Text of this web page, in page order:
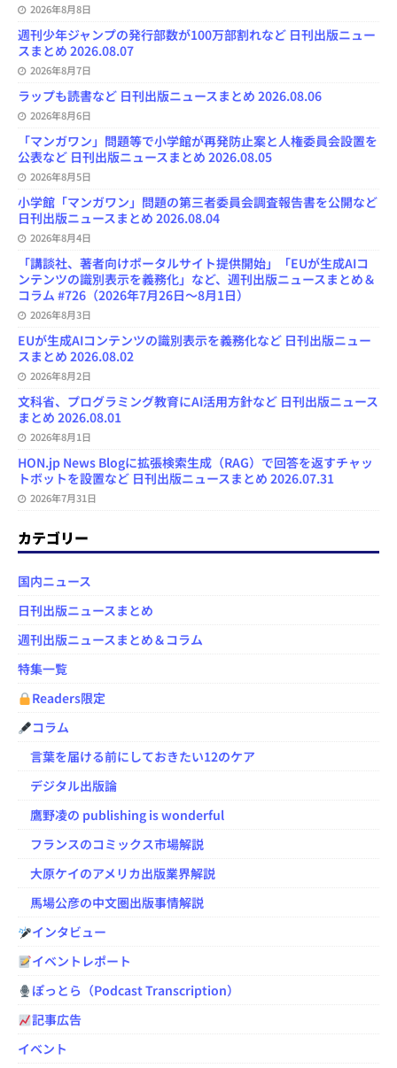
2026年8月8日
週刊少年ジャンプの発行部数が100万部割れなど 日刊出版ニュー
スまとめ 2026.08.07
2026年8月7日
ラップも読書など 日刊出版ニュースまとめ 2026.08.06
2026年8月6日
「マンガワン」問題等で小学館が再発防止案と人権委員会設置を
公表など 日刊出版ニュースまとめ 2026.08.05
2026年8月5日
小学館「マンガワン」問題の第三者委員会調査報告書を公開など
日刊出版ニュースまとめ 2026.08.04
2026年8月4日
「講談社、著者向けポータルサイト提供開始」「EUが生成AIコ
ンテンツの識別表示を義務化」など、週刊出版ニュースまとめ＆
コラム #726（2026年7月26日～8月1日）
2026年8月3日
EUが生成AIコンテンツの識別表示を義務化など 日刊出版ニュー
スまとめ 2026.08.02
2026年8月2日
文科省、プログラミング教育にAI活用方針など 日刊出版ニュース
まとめ 2026.08.01
2026年8月1日
HON.jp News Blogに拡張検索生成（RAG）で回答を返すチャッ
トボットを設置など 日刊出版ニュースまとめ 2026.07.31
2026年7月31日
カテゴリー
国内ニュース
日刊出版ニュースまとめ
週刊出版ニュースまとめ＆コラム
特集一覧
Readers限定
コラム
言葉を届ける前にしておきたい12のケア
デジタル出版論
鷹野凌の publishing is wonderful
フランスのコミックス市場解説
大原ケイのアメリカ出版業界解説
馬場公彦の中文圏出版事情解説
インタビュー
イベントレポート
ぽっとら（Podcast Transcription）
記事広告
イベント